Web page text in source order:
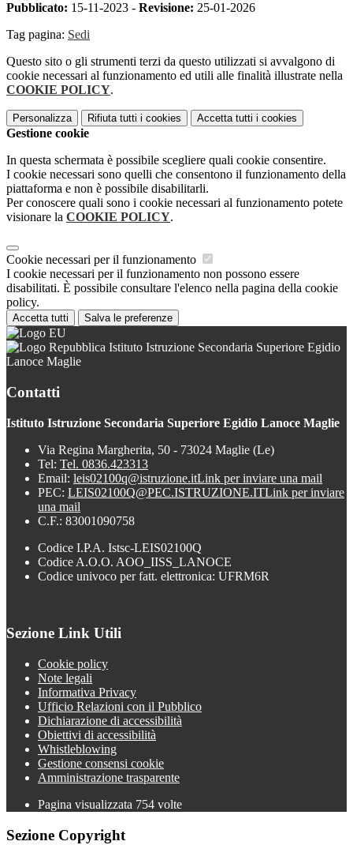
Pubblicato: 15-11-2023 - Revisione: 25-01-2026
Tag pagina: Sedi
Questo sito o gli strumenti terzi da questo utilizzati si avvalgono di
cookie necessari al funzionamento ed utili alle finalità illustrate nella
COOKIE POLICY.
Personalizza Rifiuta tutti i cookies Accetta tutti i cookies
Gestione cookie
In questa schermata è possibile scegliere quali cookie consentire.
I cookie necessari sono quelli che consentono il funzionamento della
piattaforma e non è possibile disabilitarli.
Per conoscere quali sono i cookie necessari al funzionamento potete
visionare la COOKIE POLICY.
Cookie necessari per il funzionamento
I cookie necessari per il funzionamento non possono essere
disabilitati. È possibile consultare l'elenco nella pagina della cookie
policy.
Accetta tutti Salva le preferenze
Istituto Istruzione Secondaria Superiore Egidio
Lanoce Maglie
Contatti
Istituto Istruzione Secondaria Superiore Egidio Lanoce Maglie
Via Regina Margherita, 50 - 73024 Maglie (Le)
Tel: Tel. 0836.423313
Email: leis02100q@istruzione.itLink per inviare una mail
PEC: LEIS02100Q@PEC.ISTRUZIONE.ITLink per inviare
una mail
C.F.: 83001090758
Codice I.P.A. Istsc-LEIS02100Q
Codice A.O.O. AOO_IISS_LANOCE
Codice univoco per fatt. elettronica: UFRM6R
Sezione Link Utili
Cookie policy
Note legali
Informativa Privacy
Ufficio Relazioni con il Pubblico
Dichiarazione di accessibilità
Obiettivi di accessibilità
Whistleblowing
Gestione consensi cookie
Amministrazione trasparente
Pagina visualizzata 754 volte
Sezione Copyright